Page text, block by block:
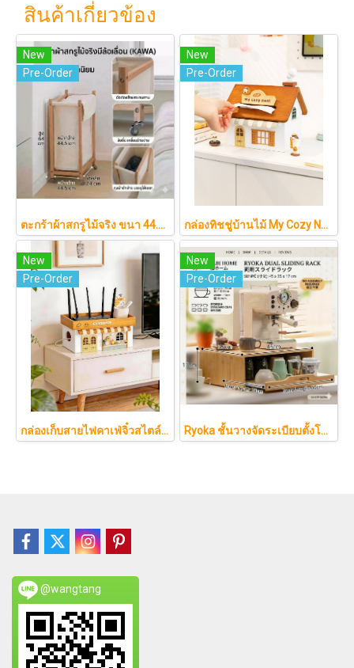
สินค้าเกี่ยวข้อง
New
Pre-Order
ตะกร้าผ้าสกรูไม้จริง ขนา 44.5cm รุ่น KAWA Minimalist สไตล์ญี่ปุ่นเคลื่อนที่ได้ มีล้อเลื่อน (KAWA)
New
Pre-Order
กล่องทิชชู่บ้านไม้ My Cozy Nest สไตล์มินิมอล นอร์ดิก ของแต่งบ้านรูปบ้าน ขนมปัง เบเกอรี่ กล่องใส่กระดาษทิชชู่แบบตั้งโต๊ะ ฝาเปิดแม่เหล็ก เติมกระดาษง่าย
New
Pre-Order
กล่องเก็บสายไฟคาเฟ่จิ๋วสไตล์ญี่ปุ่นมินิมอล ซ่อนเร้าเตอร์และปลั๊กไฟให้ห้องดูละมุนเหมือนยกคาเฟ่จากโตเกียวมาไว้ที่บ้าน
New
Pre-Order
Ryoka ชั้นวางจัดระเบียบตั้งโต๊ะ 2 ชั้น สไตล์มินิมอล-ญี่ปุ่น ลิ้นชักเลื่อน ลิ้นชักเก็บแก้ว วัสดุไม้ธรรมชาติ ไม่ต้องประกอบ ประหยัดพื้นที่เคาน์เตอร์
@wangtang